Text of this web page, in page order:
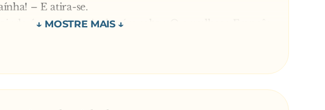
– E atira-se.
é preciso mais alguém saltar. O orgulhoso Francês,
aproxima-se da porta e grita:
D’Arc! – E salta.
torna a dizer que falta saltar mais um. O Português